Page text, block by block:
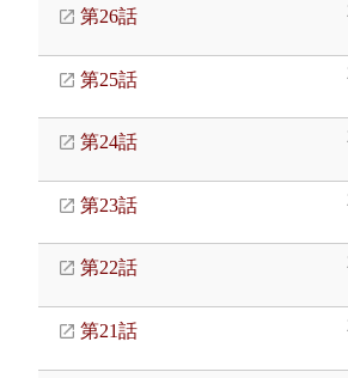
第26話
第25話
第24話
第23話
第22話
第21話